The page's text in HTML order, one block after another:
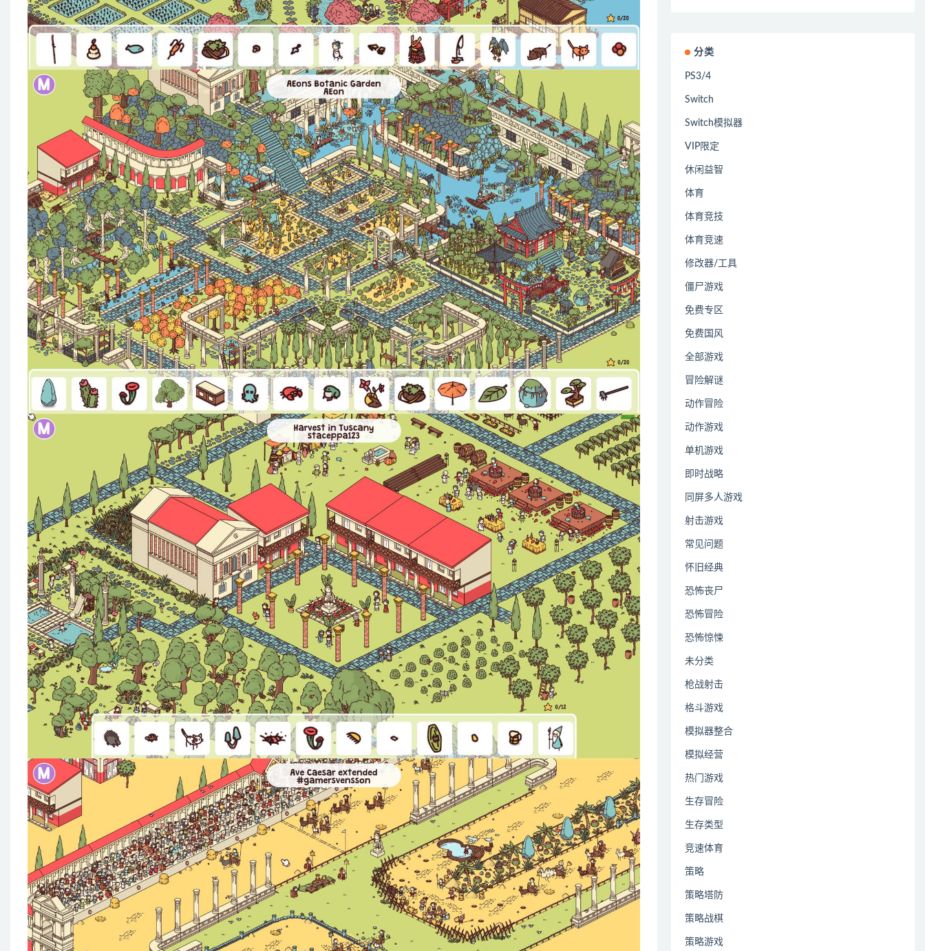
分类
PS3/4
Switch
Switch模拟器
VIP限定
休闲益智
体育
体育竞技
体育竞速
修改器/工具
僵尸游戏
免费专区
免费国风
全部游戏
冒险解谜
动作冒险
动作游戏
单机游戏
即时战略
同屏多人游戏
射击游戏
常见问题
怀旧经典
恐怖丧尸
恐怖冒险
恐怖惊悚
未分类
枪战射击
格斗游戏
模拟器整合
模拟经营
热门游戏
生存冒险
生存类型
竞速体育
策略
策略塔防
策略战棋
策略游戏